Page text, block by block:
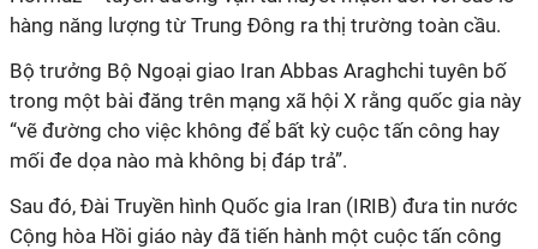
hàng năng lượng từ Trung Đông ra thị trường toàn cầu.
Bộ trưởng Bộ Ngoại giao Iran Abbas Araghchi tuyên bố
trong một bài đăng trên mạng xã hội X rằng quốc gia này
“vẽ đường cho việc không để bất kỳ cuộc tấn công hay
mối đe dọa nào mà không bị đáp trả”.
Sau đó, Đài Truyền hình Quốc gia Iran (IRIB) đưa tin nước
Cộng hòa Hồi giáo này đã tiến hành một cuộc tấn công